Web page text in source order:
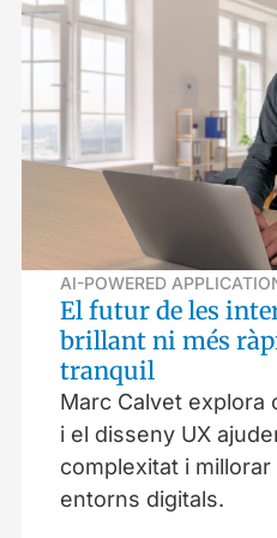
AI-POWERED
El futur de les
brillant ni més
tranquil
Marc Calvet explora
i el disseny UX
complexitat i millorar
entorns digitals.